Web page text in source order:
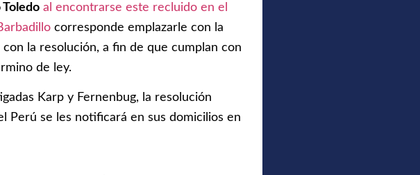
al encontrarse este recluido en el
corresponde emplazarle con la
la resolución, a fin de que cumplan con
de ley.
Karp y Fernenbug, la resolución
Perú se les notificará en sus domicilios en